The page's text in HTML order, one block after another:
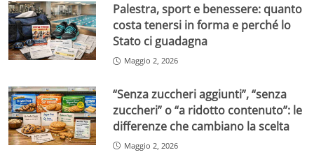
Palestra, sport e benessere: quanto
costa tenersi in forma e perché lo
Stato ci guadagna
Maggio 2, 2026
“Senza zuccheri aggiunti”, “senza
zuccheri” o “a ridotto contenuto”: le
differenze che cambiano la scelta
Maggio 2, 2026